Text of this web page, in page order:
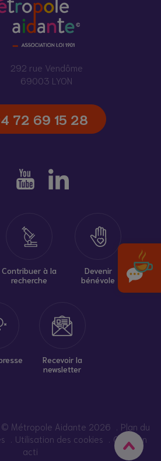
292 rue Vendôme
69003 LYON
72 69 15 28
Contribuer à la
recherche
Devenir
bénévole
Recevoir la
newsletter
© Métropole Aidante 2026
Plan du
Utilisation des cookies
Création
acti